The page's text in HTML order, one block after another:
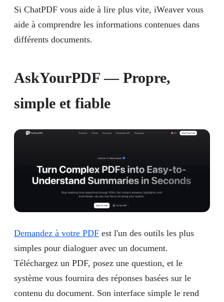
Si ChatPDF vous aide à lire plus vite, iWeaver vous
aide à comprendre les informations contenues dans
différents documents.
AskYourPDF — Propre,
simple et fiable
Demandez à votre PDF est l'un des outils les plus
simples pour dialoguer avec un document.
Téléchargez un PDF, posez une question, et le
système vous fournira des réponses basées sur le
contenu du document. Son interface simple le rend